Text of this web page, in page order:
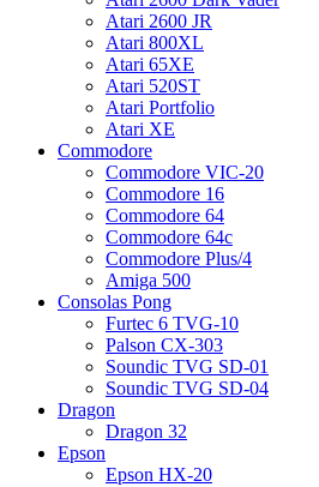
Atari 2600 JR
Atari 800XL
Atari 65XE
Atari 520ST
Atari Portfolio
Atari XE
Commodore
Commodore VIC-20
Commodore 16
Commodore 64
Commodore 64c
Commodore Plus/4
Amiga 500
Consolas Pong
Furtec 6 TVG-10
Palson CX-303
Soundic TVG SD-01
Soundic TVG SD-04
Dragon
Dragon 32
Epson
Epson HX-20